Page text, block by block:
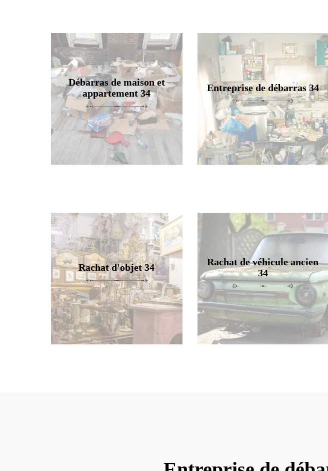
Débarras de maison et
appartement 34
Entreprise de débarras 34
Rachat d'objet 34
Rachat de véhicule ancien
34